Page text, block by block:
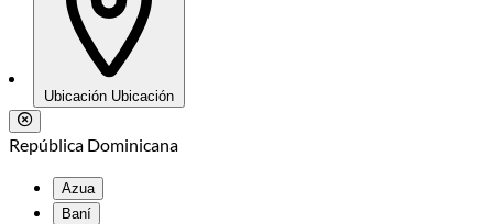
Ubicación Ubicación
República Dominicana
Azua
Baní